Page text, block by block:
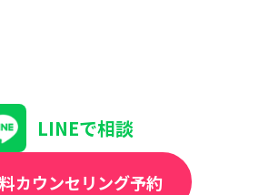
LINEで相談
カウンセリング予約